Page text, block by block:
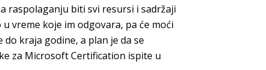
raspolaganju biti svi resursi i sadržaji
vreme koje im odgovara, pa će moći
kraja godine, a plan je da se
za Microsoft Certification ispite u